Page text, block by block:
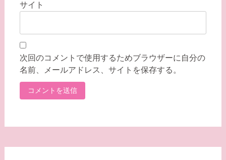
サイト
次回のコメントで使用するためブラウザーに自分の
名前、メールアドレス、サイトを保存する。